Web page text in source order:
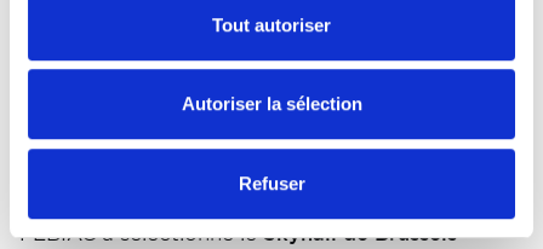
Tout autoriser
Autoriser la sélection
Refuser
l'énergie recevront une seconde chance de visiter
l’Automotive eMotion Summit durant la journée
jeudi 22 février 2024
FEBIAC a sélectionné leSkyhall de Brussels